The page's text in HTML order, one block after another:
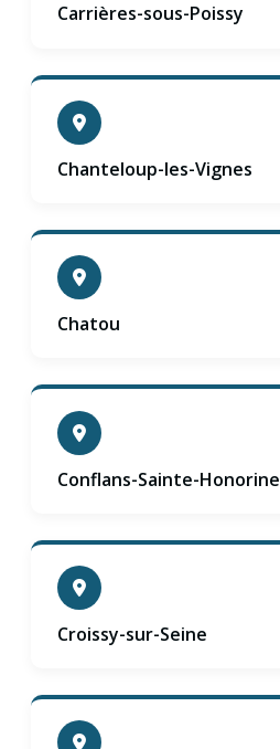
Carrières-sous-Poissy
Chanteloup-les-Vignes
Chatou
Conflans-Sainte-Honorine
Croissy-sur-Seine